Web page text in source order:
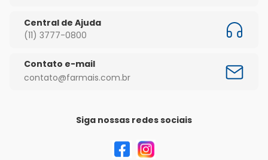
Central de Ajuda
(11) 3777-0800
Contato e-mail
contato@farmais.com.br
Siga nossas redes sociais